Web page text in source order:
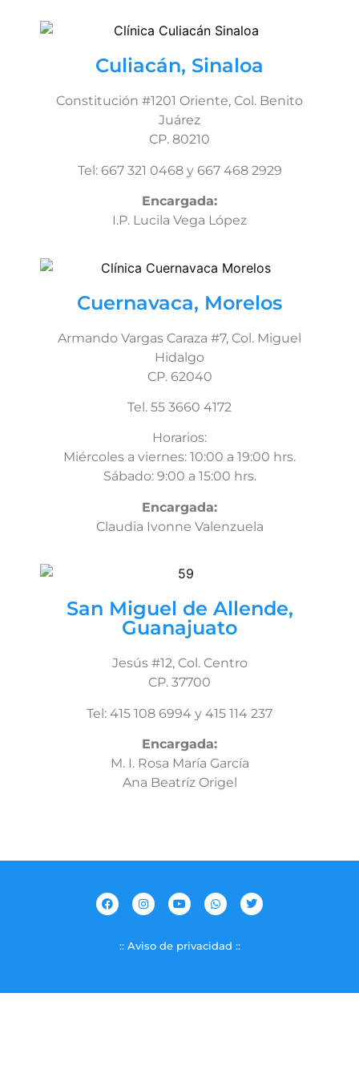
Culiacán, Sinaloa
Constitución #1201 Oriente, Col. Benito
Juárez
CP. 80210
Tel: 667 321 0468 y 667 468 2929
Encargada:
I.P. Lucila Vega López
Cuernavaca, Morelos
Armando Vargas Caraza #7, Col. Miguel
Hidalgo
CP. 62040
Tel. 55 3660 4172
Horarios:
Miércoles a viernes: 10:00 a 19:00 hrs.
Sábado: 9:00 a 15:00 hrs.
Encargada:
Claudia Ivonne Valenzuela
San Miguel de Allende,
Guanajuato
Jesús #12, Col. Centro
CP. 37700
Tel: 415 108 6994 y 415 114 237
Encargada:
M. I. Rosa María García
Ana Beatríz Origel
:: Aviso de privacidad ::